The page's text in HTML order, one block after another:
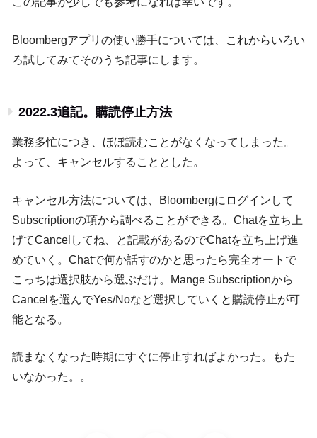
Bloombergアプリの使い勝手については、これからいろい
ろ試してみてそのうち記事にします。
2022.3追記。購読停止方法
業務多忙につき、ほぼ読むことがなくなってしまった。
よって、キャンセルすることとした。
キャンセル方法については、Bloombergにログインして
Subscriptionの項から調べることができる。Chatを立ち上
げてCancelしてね、と記載があるのでChatを立ち上げ進
めていく。Chatで何か話すのかと思ったら完全オートで
こっちは選択肢から選ぶだけ。Mange Subscriptionから
Cancelを選んでYes/Noなど選択していくと購読停止が可
能となる。
読まなくなった時期にすぐに停止すればよかった。もた
いなかった。。